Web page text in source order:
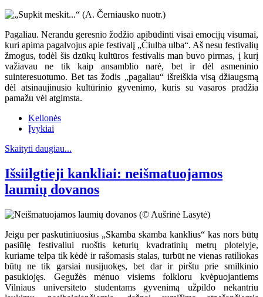
Pagaliau. Nerandu geresnio žodžio apibūdinti visai emocijų visumai,
kuri apima pagalvojus apie festivalį „Čiulba ulba“. Aš nesu festivalių
žmogus, todėl šis dzūkų kultūros festivalis man buvo pirmas, į kurį
važiavau ne tik kaip ansamblio narė, bet ir dėl asmeninio
suinteresuotumo. Bet tas žodis „pagaliau“ išreiškia visą džiaugsmą
dėl atsinaujinusio kultūrinio gyvenimo, kuris su vasaros pradžia
pamažu vėl atgimsta.
Kelionės
Įvykiai
Skaityti daugiau...
Išsiilgtieji kankliai: neišmatuojamos
laumių dovanos
Jeigu per paskutiniuosius „Skamba skamba kanklius“ kas nors būtų
pasiūlę festivaliui ruoštis keturių kvadratinių metrų plotelyje,
kuriame telpa tik kėdė ir rašomasis stalas, turbūt ne vienas ratiliokas
būtų ne tik garsiai nusijuokęs, bet dar ir pirštu prie smilkinio
pasukiojęs. Gegužės mėnuo visiems folkloru kvėpuojantiems
Vilniaus universiteto studentams gyvenimą užpildo nekantriu